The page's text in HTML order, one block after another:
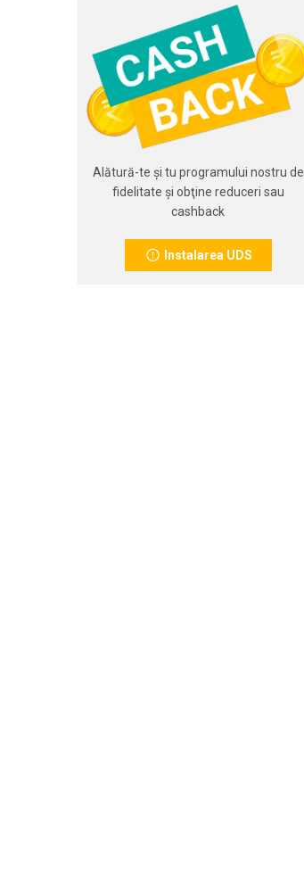
Alătură-te şi tu programului nostru de
fidelitate şi obţine reduceri sau
cashback
Instalarea UDS